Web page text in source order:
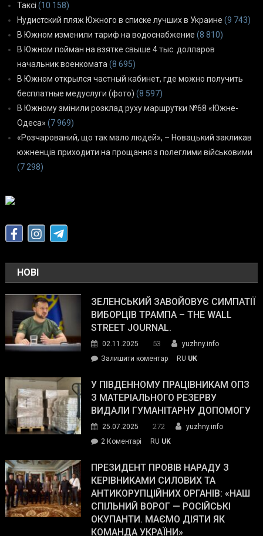
Таксі (10 158)
Нудистский пляж Южного в списке лучших в Украине (9 743)
В Южном изменили тариф на водоснабжение (8 810)
В Южном пойман на взятке свыше 4 тыс. долларов
начальник военкомата(8 695)
В Южном открылся частный кабинет, где можно получить
бесплатные медуслуги (фото) (8 597)
В Южному змінили розклад руху маршрутки №68 «Южне-
Одеса» (7 969)
«Розчарований, що так мало людей», – Новацький закликав
южненців приходити на прощання з полеглими військовими
(7 298)
НОВІ
ЗЕЛЕНСЬКИЙ ЗАВОЙОВУЄ СИМПАТІЇ
ВИБОРЦІВ ТРАМПА – THE WALL
STREET JOURNAL.
02.11.2025 53
yuzhny.info
Залишити коментарon
завойовує
симпатії
виборців
The
Street
Journal.
RU UK
У ПІВДЕННОМУ ПРАЦІВНИКАМ ОПЗ
З МАТЕРІАЛЬНОГО РЕЗЕРВУ
ВИДАЛИ ГУМАНІТАРНУ ДОПОМОГУ
25.07.2025 272
yuzhny.info
2 Коментарі
Південному
працівникам
ОПЗ
з
матеріального
резерву
RU UK
ПРЕЗИДЕНТ ПРОВІВ НАРАДУ З
КЕРІВНИКАМИ СИЛОВИХ ТА
АНТИКОРУПЦІЙНИХ ОРГАНІВ: «НАШ
СПІЛЬНИЙ ВОРОГ — РОСІЙСЬКІ
ОКУПАНТИ. МАЄМО ДІЯТИ ЯК
КОМАНДА УКРАЇНИ»